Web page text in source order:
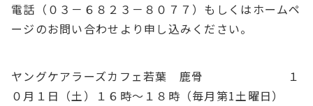
電話（０３－６８２３－８０７７）もしくはホームペ
ージのお問い合わせより申し込みください。
ヤングケアラーズカフェ若葉 鹿骨 １
０月１日（土）１６時～１８時（毎月第1土曜日）